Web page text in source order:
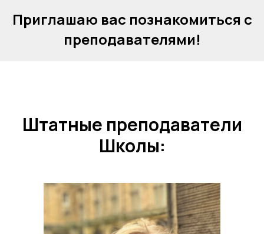
Приглашаю вас познакомиться с
преподавателями!
Штатные преподаватели
Школы: